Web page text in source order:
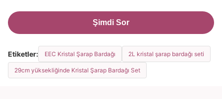
Şimdi Sor
Etiketler: EEC Kristal Şarap Bardağı 2L kristal şarap bardağı seti
29cm yüksekliğinde Kristal Şarap Bardağı Set